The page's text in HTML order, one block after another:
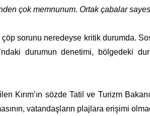
çok memnunum. Ortak çabalar
sorunu neredeyse kritik durumda.
durumun denetimi, bölgedeki
Kırım’ın sözde Tatil ve Turizm
vatandaşların plajlara erişimi